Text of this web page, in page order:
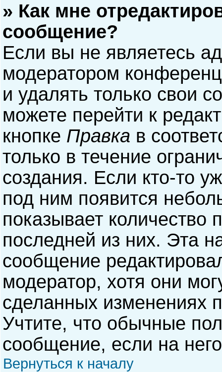
» Как мне
сообщение?
Если вы не являетесь
модератором
и удалять только свои
можете перейти к
кнопке Правка в
только в течение
создания. Если кто-то
под ним появится
показывает количество
последней из них. Эта
сообщение
модератор, хотя они
сделанных изменениях
Учтите, что обычные
сообщение, если на
Вернуться к началу